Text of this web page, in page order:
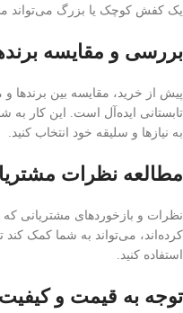
یک کفش کوچک یا بزرگ می‌تواند
بررسی و مقایسه
پیش از خرید، مقایسه بین
تابستانی ایده‌آل است. این کار به
به نیازها و سلیقه خود انتخاب کنید.
مطالعه نظرات
نظرات و بازخوردهای مشتریانی
کرده‌اند، می‌تواند به شما کمک کند
استفاده کنید.
توجه به قیمت و